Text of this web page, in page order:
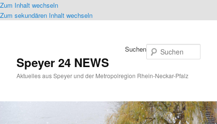
Zum Inhalt wechseln
Zum sekundären Inhalt wechseln
Speyer 24 NEWS
Aktuelles aus Speyer und der Metropolregion Rhein-Neckar-Pfalz
Suchen